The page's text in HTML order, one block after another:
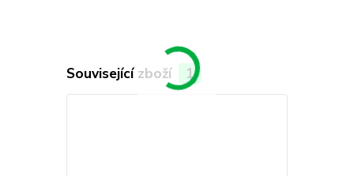
Související zboží 1